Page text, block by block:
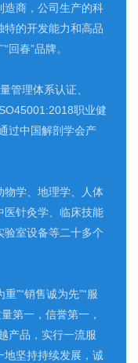
造商，公司生产的科
特的开发能力和高品
春”品牌。
管理体系认证、
职业健
过中国解剖学会产
物学、地理学、人体
医针灸学、临床技能
验室设备等二十多个
”“销售诚为先”“服
第一，信誉第一，
产品，实行一流服
地坚持持续发展，诚